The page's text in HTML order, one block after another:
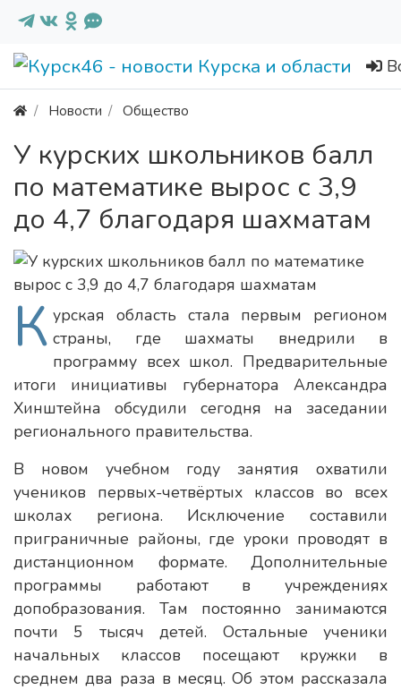
Новости Общество
У курских школьников балл
по математике вырос с 3,9
до 4,7 благодаря шахматам
К урская область стала первым регионом
страны, где шахматы внедрили в
программу всех школ. Предварительные
итоги инициативы губернатора Александра
Хинштейна обсудили сегодня на заседании
регионального правительства.
В новом учебном году занятия охватили
учеников первых-четвёртых классов во всех
школах региона. Исключение составили
приграничные районы, где уроки проводят в
дистанционном формате. Дополнительные
программы работают в учреждениях
допобразования. Там постоянно занимаются
почти 5 тысяч детей. Остальные ученики
начальных классов посещают кружки в
среднем два раза в месяц. Об этом рассказала